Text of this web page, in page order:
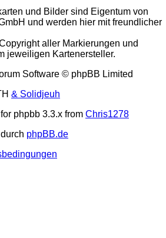
und Bilder sind Eigentum von
und werden hier mit freundlicher
aller Markierungen und
jeweiligen Kartenersteller.
Software © phpBB Limited
& Solidjeuh
phpbb 3.3.x from Chris1278
phpBB.de